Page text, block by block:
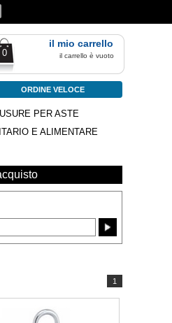
il mio carrello
0 il carrello è vuoto
ORDINE VELOCE
PER ASTE
E ALIMENTARE
1